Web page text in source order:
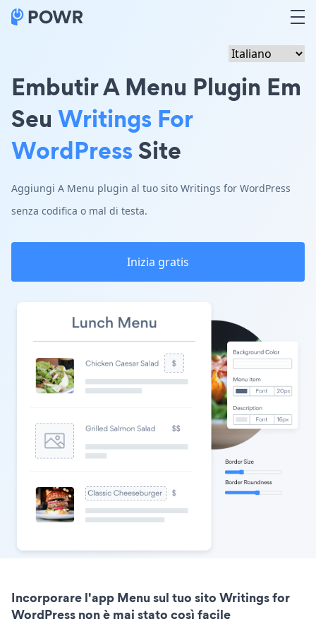
Embutir A Menu Plugin Em
Seu Writings For
WordPressSite
Aggiungi A Menu plugin al tuo sito Writings for WordPress
senza codifica o mal di testa.
Inizia gratis
Incorporare l'app Menu sul tuo sito Writings for
WordPress non è mai stato così facile